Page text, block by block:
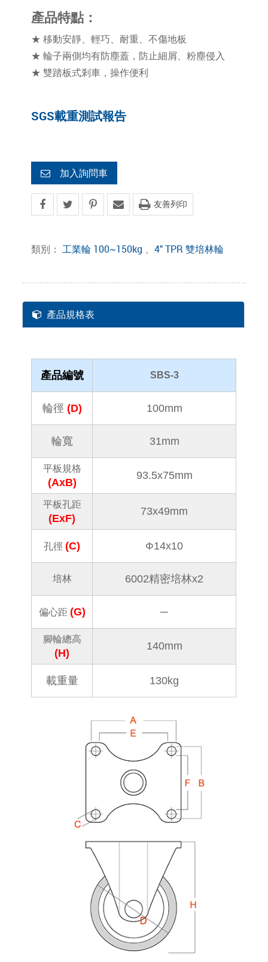
產品特點：
★ 移動安靜、輕巧、耐重、不傷地板
★ 輪子兩側均有防塵蓋，防止細屑、粉塵侵入
★ 雙踏板式剎車，操作便利
SGS載重測試報告
加入詢問車
友善列印
類別：工業輪 100~150kg 、4" TPR 雙培林輪
產品規格表
產品編號 SBS-3
輪徑 (D) 100mm
輪寬 31mm
平板規格
(AxB)
93.5x75mm
平板孔距
(ExF)
73x49mm
孔徑(C) Φ14x10
培林 6002精密培林x2
偏心距 (G) ─
腳輪總高
(H)
140mm
載重量 130kg